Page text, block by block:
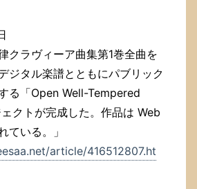
クラヴィーア曲集第1巻全曲を
ジタル楽譜とともにパブリック
る「Open Well-Tempered
クトが完成した。作品は Web
ている。」
article/416512807.ht